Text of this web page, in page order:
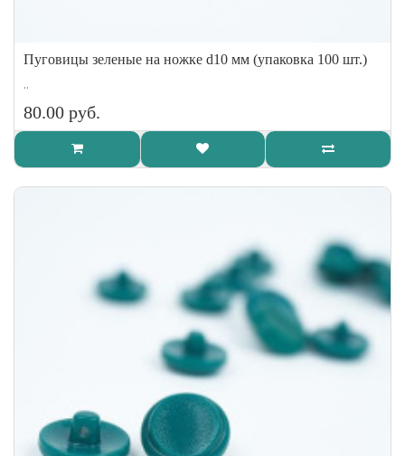
Пуговицы зеленые на ножке d10 мм (упаковка 100 шт.)
..
80.00 руб.